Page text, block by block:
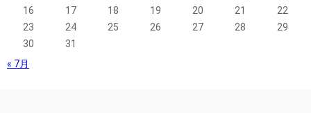
16
17 18 19 20 21
22
23
24 25 26 27 28
29
30
31
« 7月